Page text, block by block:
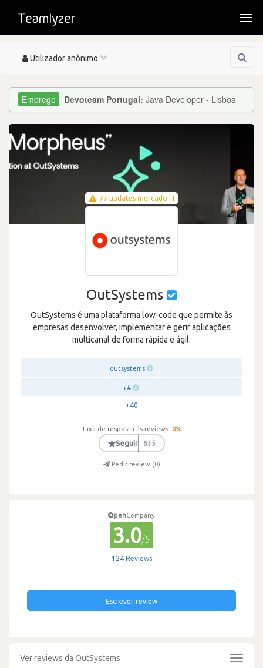
Toggle
Utilizador anónimo
Devoteam Portugal: Java Developer - Lisboa
77 updates mercado IT
OutSystems
OutSystems é uma plataforma low-code que permite às
empresas desenvolver, implementar e gerir aplicações
multicanal de forma rápida e ágil.
outsystems
c#
+40
Taxa de resposta às reviews: 0%
★Seguir 635
Pedir review (0)
penCompany
3.0/5
124 Reviews
Escrever review
Ver reviews da OutSystems
Toggle